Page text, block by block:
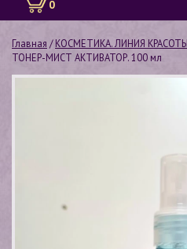
0
Главная /КОСМЕТИКА. ЛИНИЯ
ТОНЕР-МИСТ АКТИВАТОР. 100 мл